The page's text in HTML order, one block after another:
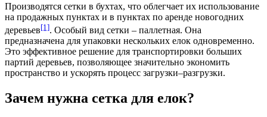
Производятся сетки в бухтах, что облегчает их использование
на продажных пунктах и в пунктах по аренде новогодних
деревьев[1]. Особый вид сетки – паллетная. Она
предназначена для упаковки нескольких елок одновременно.
Это эффективное решение для транспортировки больших
партий деревьев, позволяющее значительно экономить
пространство и ускорять процесс загрузки–разгрузки.
Зачем нужна сетка для елок?